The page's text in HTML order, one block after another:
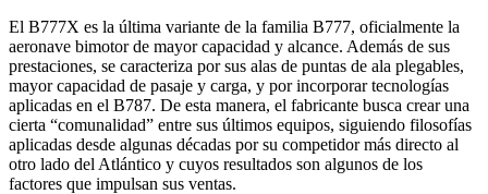
El B777X es la última variante de la familia B777, oficialmente la
aeronave bimotor de mayor capacidad y alcance. Además de sus
prestaciones, se caracteriza por sus alas de puntas de ala plegables,
mayor capacidad de pasaje y carga, y por incorporar tecnologías
aplicadas en el B787. De esta manera, el fabricante busca crear una
cierta “comunalidad” entre sus últimos equipos, siguiendo filosofías
aplicadas desde algunas décadas por su competidor más directo al
otro lado del Atlántico y cuyos resultados son algunos de los
factores que impulsan sus ventas.